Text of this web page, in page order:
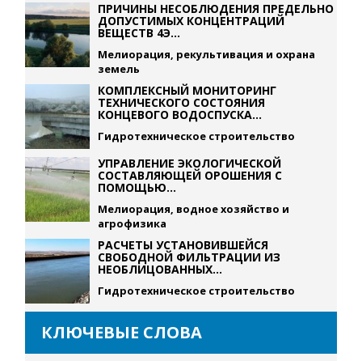
ПРИЧИНЫ НЕСОБЛЮДЕНИЯ ПРЕДЕЛЬНО
ДОПУСТИМЫХ КОНЦЕНТРАЦИЙ
ВЕЩЕСТВ 4Э...
Мелиорация, рекультивация и охрана
земель
КОМПЛЕКСНЫЙ МОНИТОРИНГ
ТЕХНИЧЕСКОГО СОСТОЯНИЯ
КОНЦЕВОГО ВОДОСПУСКА...
Гидротехническое строительство
УПРАВЛЕНИЕ ЭКОЛОГИЧЕСКОЙ
СОСТАВЛЯЮЩЕЙ ОРОШЕНИЯ С
ПОМОЩЬЮ...
Мелиорация, водное хозяйство и
агрофизика
РАСЧЕТЫ УСТАНОВИВШЕЙСЯ
СВОБОДНОЙ ФИЛЬТРАЦИИ ИЗ
НЕОБЛИЦОВАННЫХ...
Гидротехническое строительство
КЛЮЧЕВЫЕ СЛОВА